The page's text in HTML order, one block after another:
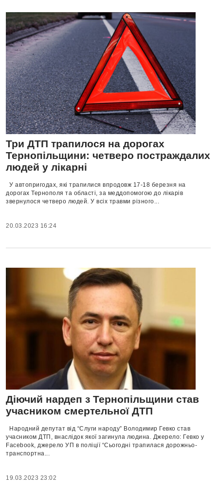
Три ДТП трапилося на дорогах
Тернопільщини: четверо постраждалих
людей у лікарні
У автопригодах, які трапилися впродовж 17-18 березня на
дорогах Тернополя та області, за меддопомогою до лікарів
звернулося четверо людей. У всіх травми різного...
20.03.2023 16:24
Діючий нардеп з Тернопільщини став
учасником смертельної ДТП
Народний депутат від “Слуги народу” Володимир Гевко став
учасником ДТП, внаслідок якої загинула людина. Джерело: Гевко у
Facebook, джерело УП в поліції “Сьогодні трапилася дорожньо-
транспортна...
19.03.2023 23:02